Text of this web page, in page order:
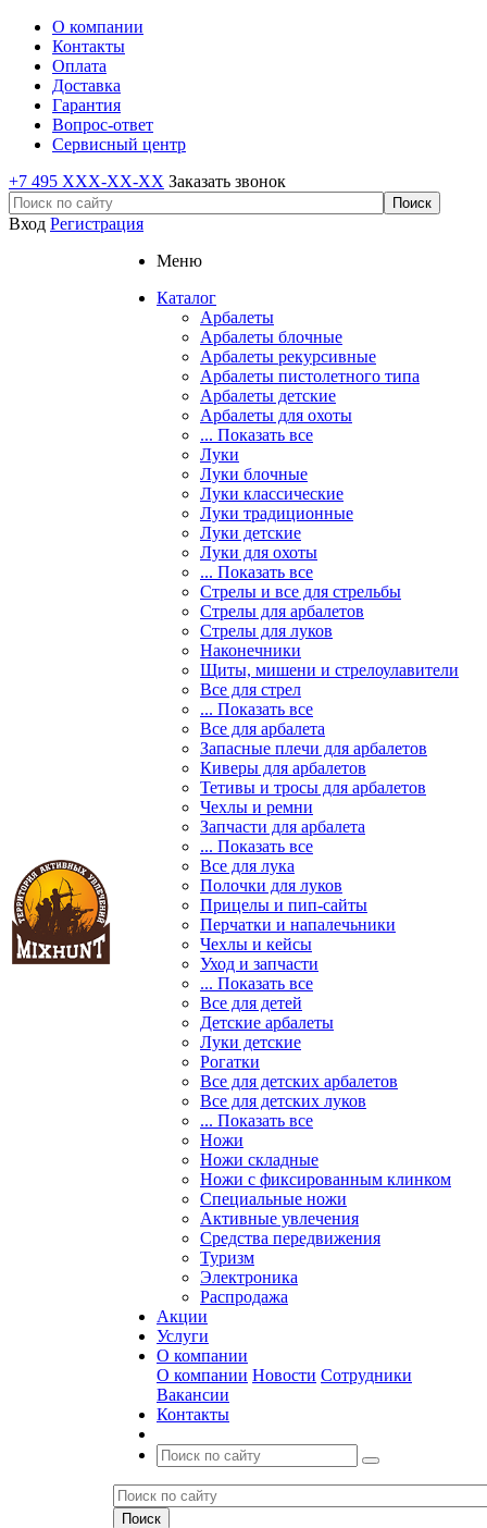
О компании
Контакты
Оплата
Доставка
Гарантия
Вопрос-ответ
Сервисный центр
+7 495 XXX-XX-XX Заказать звонок
Вход Регистрация
Меню
Каталог
Арбалеты
Арбалеты блочные
Арбалеты рекурсивные
Арбалеты пистолетного типа
Арбалеты детские
Арбалеты для охоты
... Показать все
Луки
Луки блочные
Луки классические
Луки традиционные
Луки детские
Луки для охоты
... Показать все
Стрелы и все для стрельбы
Стрелы для арбалетов
Стрелы для луков
Наконечники
Щиты, мишени и стрелоулавители
Все для стрел
... Показать все
Все для арбалета
Запасные плечи для арбалетов
Киверы для арбалетов
Тетивы и тросы для арбалетов
Чехлы и ремни
Запчасти для арбалета
... Показать все
Все для лука
Полочки для луков
Прицелы и пип-сайты
Перчатки и напалечьники
Чехлы и кейсы
Уход и запчасти
... Показать все
Все для детей
Детские арбалеты
Луки детские
Рогатки
Все для детских арбалетов
Все для детских луков
... Показать все
Ножи
Ножи складные
Ножи с фиксированным клинком
Специальные ножи
Активные увлечения
Средства передвижения
Туризм
Электроника
Распродажа
Акции
Услуги
О компании
О компании Новости Сотрудники
Вакансии
Контакты